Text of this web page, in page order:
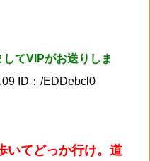
てVIPがお送りしま
ID：/EDDebcl0
いてどっか行け。道